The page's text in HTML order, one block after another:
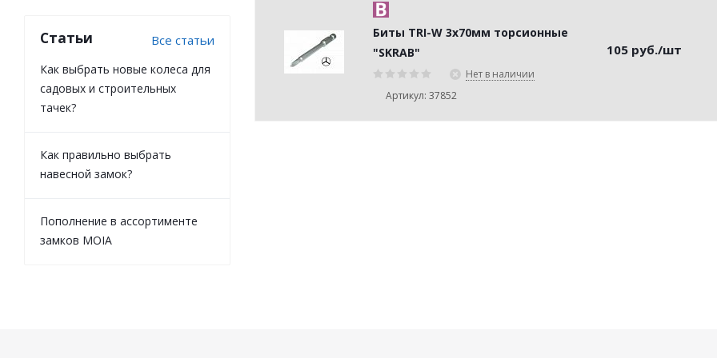
Биты TRI-W 3х70мм торсионные
"SKRAB"
Нет в наличии
Артикул: 37852
105 руб./шт
Статьи Все статьи
Как выбрать новые колеса для
садовых и строительных
тачек?
Как правильно выбрать
навесной замок?
Пополнение в ассортименте
замков MOIA